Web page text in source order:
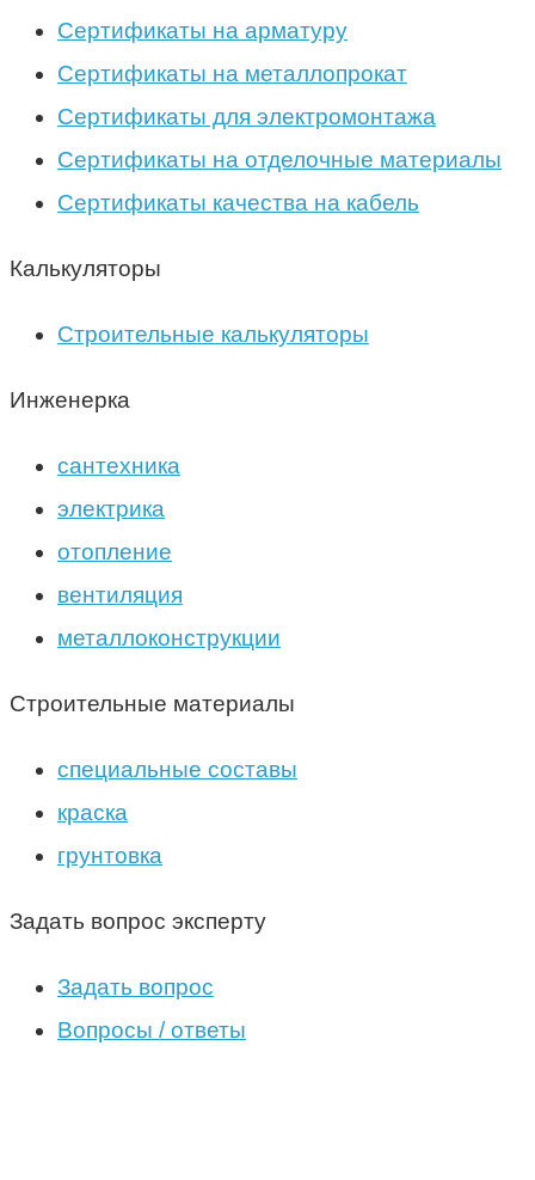
Сертификаты на арматуру
Сертификаты на металлопрокат
Сертификаты для электромонтажа
Сертификаты на отделочные материалы
Сертификаты качества на кабель
Калькуляторы
Строительные калькуляторы
Инженерка
сантехника
электрика
отопление
вентиляция
металлоконструкции
Строительные материалы
специальные составы
краска
грунтовка
Задать вопрос эксперту
Задать вопрос
Вопросы / ответы